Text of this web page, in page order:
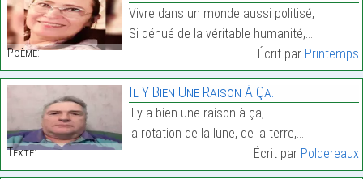
Poème:
Vivre dans un monde aussi politisé,
Si dénué de la véritable humanité,…
Écrit par Printemps
Texte:
Il Y Bien Une Raison À Ça.
Il y a bien une raison à ça,
la rotation de la lune, de la terre,…
Écrit par Poldereaux